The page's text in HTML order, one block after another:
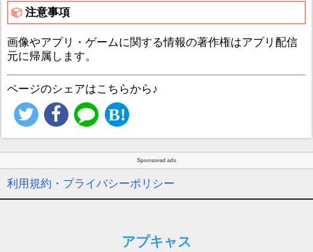
注意事項
画像やアプリ・ゲームに関する情報の著作権はアプリ配信
元に帰属します。
ページのシェアはこちらから♪
Sponsored ads
利用規約・プライバシーポリシー
アプキャス